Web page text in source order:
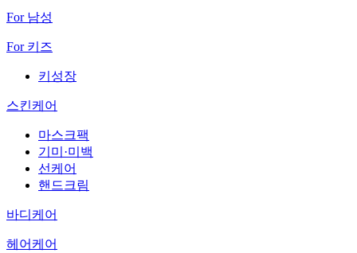
For 남성
For 키즈
키성장
스킨케어
마스크팩
기미·미백
선케어
핸드크림
바디케어
헤어케어